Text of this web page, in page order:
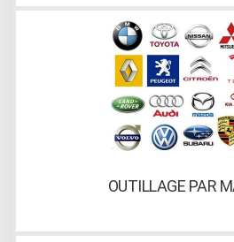
OUTILLAGE PAR